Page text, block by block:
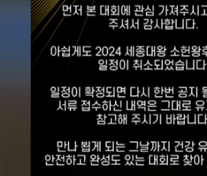
세종대
소헌왕
선발대